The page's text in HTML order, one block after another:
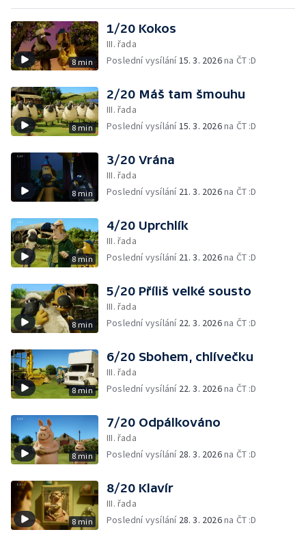
8 min
1/20 Kokos
III. řada
Poslední vysílání15. 3. 2026na ČT :D
8 min
2/20 Máš tam šmouhu
III. řada
Poslední vysílání15. 3. 2026na ČT :D
8 min
3/20 Vrána
III. řada
Poslední vysílání 21. 3. 2026na ČT :D
8 min
4/20 Uprchlík
III. řada
Poslední vysílání 21. 3. 2026na ČT :D
8 min
5/20 Příliš velké sousto
III. řada
Poslední vysílání 22. 3. 2026na ČT :D
8 min
6/20 Sbohem, chlívečku
III. řada
Poslední vysílání 22. 3. 2026na ČT :D
8 min
7/20 Odpálkováno
III. řada
Poslední vysílání 28. 3. 2026na ČT :D
8 min
8/20 Klavír
III. řada
Poslední vysílání 28. 3. 2026na ČT :D